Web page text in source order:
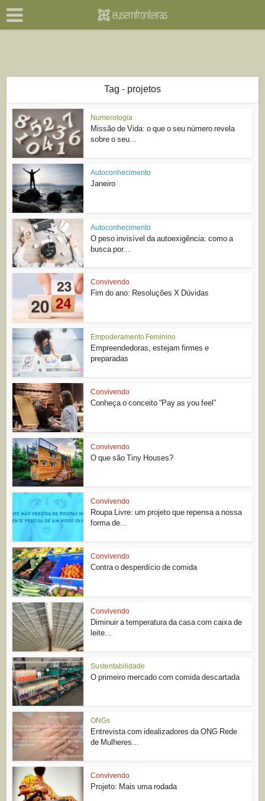
Tag - projetos
Numerologia
Missão de Vida: o que o seu número revela
sobre o seu...
Autoconhecimento
Janeiro
Autoconhecimento
O peso invisível da autoexigência: como a
busca por...
Convivendo
Fim do ano: Resoluções X Dúvidas
Empoderamento Feminino
Empreendedoras, estejam firmes e
preparadas
Convivendo
Conheça o conceito “Pay as you feel”
Convivendo
O que são Tiny Houses?
Convivendo
Roupa Livre: um projeto que repensa a nossa
forma de...
Convivendo
Contra o desperdício de comida
Convivendo
Diminuir a temperatura da casa com caixa de
leite...
Sustentabilidade
O primeiro mercado com comida descartada
ONGs
Entrevista com idealizadores da ONG Rede
de Mulheres...
Convivendo
Projeto: Mais uma rodada